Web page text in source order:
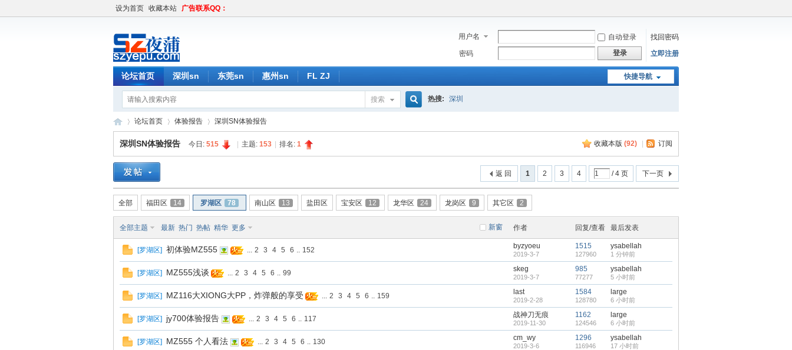
设为首页 收藏本站 广告联系QQ：
用户名 自动登录
找回密码
密码
登录 立即注册
快捷导航
论坛首页 深圳sn 东莞sn 惠州sn FL ZJ
搜索 热搜: 深圳
»
论坛首页 体验报告 深圳SN体验报告
收藏本版 (92) 订阅
深圳SN体验报告 今日: 515 主题: 153 排名: 1
1 2 3 4 / 4 页 下一页
返 回
全部 福田区 14 罗湖区 78 南山区 13 盐田区 宝安区 12 龙华区 24 龙岗区 9 其它区 2
新窗
全部主题 最新 热门 热帖 精华 更多 作者 回复/查看 最后发表
[罗湖区] 初体验MZ555 ... 2 3 4 5 6 .. 152 byzyoeu
2019-3-7
1515
127960
ysabellah
1 分钟前
[罗湖区] MZ555浅谈 ... 2 3 4 5 6 .. 99 skeg
2019-3-7
985
77277
ysabellah
5 小时前
[罗湖区] MZ116大XIONG大РР，炸弹般的享受 ... 2 3 4 5 6 .. 159 last
2019-2-28
1584
128780
large
6 小时前
[罗湖区] jy700体验报告 ... 2 3 4 5 6 .. 117 战神刀无痕
2019-11-30
1162
124546
large
6 小时前
[罗湖区] MZ555 个人看法 ... 2 3 4 5 6 .. 130 cm_wy
2019-3-6
1296
116946
ysabellah
17 小时前